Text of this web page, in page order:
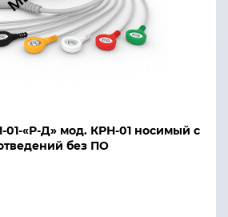
«Р-Д» мод. КРН-01 носимый с
без ПО